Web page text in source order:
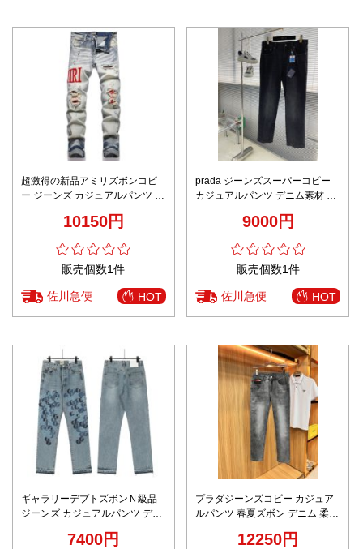
超激得の新品アミリズボンコピ
ー ジーンズ カジュアルパンツ デ
10150円
販売個数1件
佐川急便 HOT
prada ジーンズスーパーコピー
カジュアルパンツ デニム素材 ゆ
9000円
販売個数1件
佐川急便 HOT
ギャラリーデプトズボンＮ級品
ジーンズ カジュアルパンツ デニ
7400円
プラダジーンズコピー カジュア
ルパンツ 春夏ズボン デニム 柔ら
12250円